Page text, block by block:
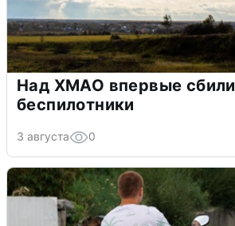
Над ХМАО впервые сбили
беспилотники
3 августа 0